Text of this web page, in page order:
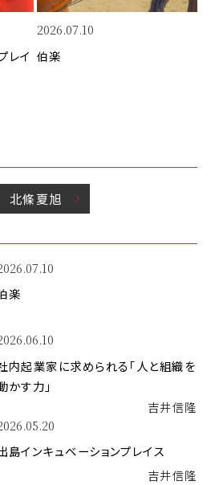
レイ
2026.07.10
伯楽
北條夏旭
楽
内起業家に求められる「人と組織を
かす力」
吉井信隆
島インキュベーションプレイス
吉井信隆